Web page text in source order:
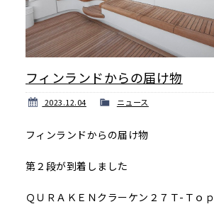
フィンランドからの届け物
2023.12.04 ニュース
フィンランドからの届け物
第２段が到着しました
ＱＵＲＡＫＥＮクラーケン２７Ｔ-Ｔｏｐ